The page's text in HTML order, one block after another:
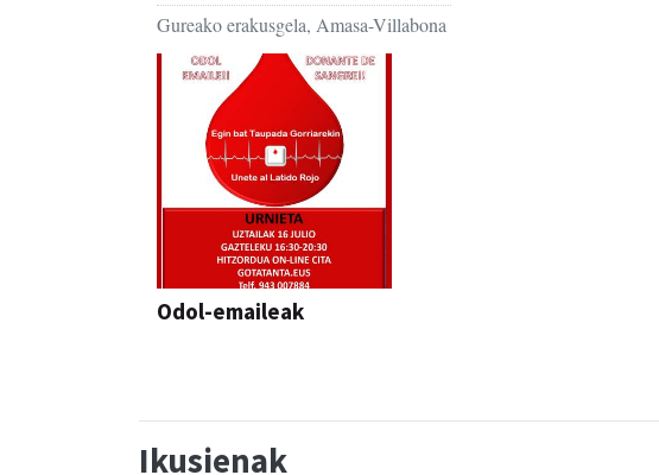
Gureako erakusgela, Amasa-Villabona
Odol-emaileak
Ikusienak